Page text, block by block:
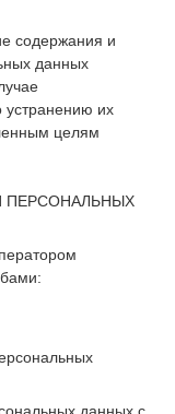
содержания и
данных
их
целям
ПЕРСОНАЛЬНЫХ